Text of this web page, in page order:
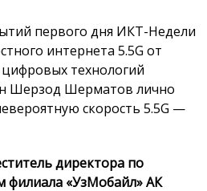
первого дня ИКТ-Недели
интернета 5.5G от
технологий
Шерзод Шерматов лично
скорость 5.5G —
директора по
филиала «УзМобайл» АК